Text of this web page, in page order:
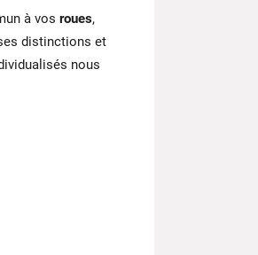
à vos roues,
distinctions et
nous